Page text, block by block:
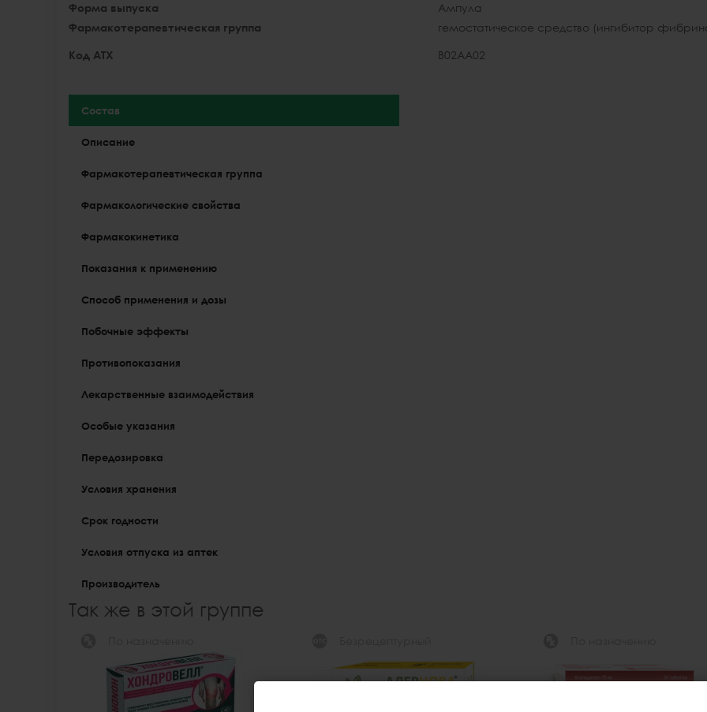
Форма выпуска
Ампула
Фармакотерапевтическая группа
гемостатическое средство (ингибитор
Код АТХ В02АА02
Состав
Описание
Фармакотерапевтическая группа
Фармакологические свойства
Фармакокинетика
Показания к применению
Способ применения и дозы
Побочные эффекты
Противопоказания
Лекарственные взаимодействия
Особые указания
Передозировка
Условия хранения
Срок годности
Условия отпуска из аптек
Производитель
Так же в этой группе